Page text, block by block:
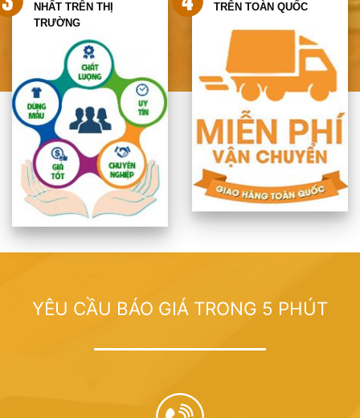
NHẤT TRÊN THỊ
TRƯỜNG
TRÊN TOÀN QUỐC
YÊU CẦU BÁO GIÁ TRONG 5 PHÚT